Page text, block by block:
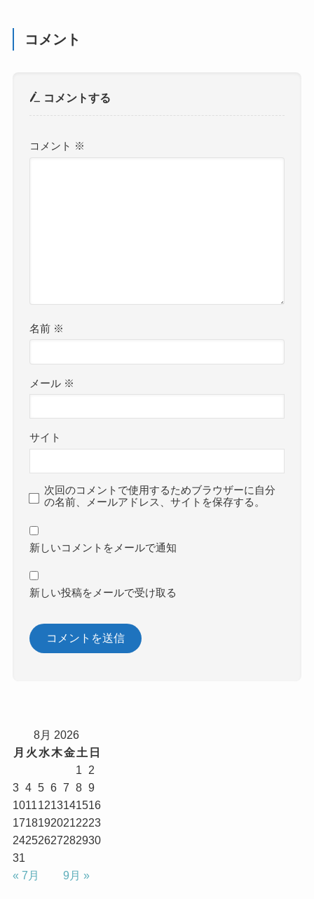
コメント
コメントする
コメント ※
名前 ※
メール ※
サイト
次回のコメントで使用するためブラウザーに自分
の名前、メールアドレス、サイトを保存する。
新しいコメントをメールで通知
新しい投稿をメールで受け取る
8月 2026
月 火 水木金土 日
1
2
3 4 5 6 7 8 9
10111213141516
17181920212223
24252627282930
31
« 7月
9月 »